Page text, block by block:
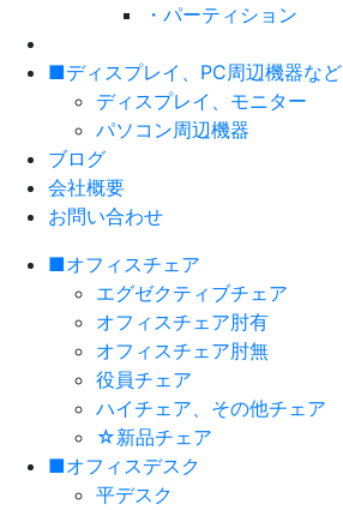
・パーティション
■ディスプレイ、PC周辺機器など
ディスプレイ、モニター
パソコン周辺機器
ブログ
会社概要
お問い合わせ
■オフィスチェア
エグゼクティブチェア
オフィスチェア肘有
オフィスチェア肘無
役員チェア
ハイチェア、その他チェア
☆新品チェア
■オフィスデスク
平デスク